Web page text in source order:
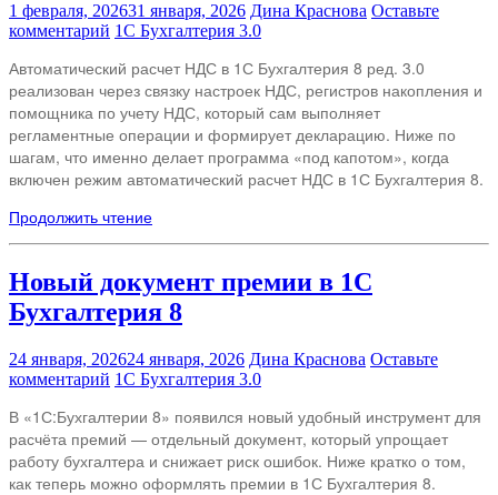
1 февраля, 202631 января, 2026 Дина Краснова Оставьте
комментарий 1С Бухгалтерия 3.0
Автоматический расчет НДС в 1С Бухгалтерия 8 ред. 3.0
реализован через связку настроек НДС, регистров накопления и
помощника по учету НДС, который сам выполняет
регламентные операции и формирует декларацию. Ниже по
шагам, что именно делает программа «под капотом», когда
включен режим автоматический расчет НДС в 1С Бухгалтерия 8.​
Продолжить чтение
Новый документ премии в 1С
Бухгалтерия 8
24 января, 202624 января, 2026 Дина Краснова Оставьте
комментарий 1С Бухгалтерия 3.0
В «1С:Бухгалтерии 8» появился новый удобный инструмент для
расчёта премий — отдельный документ, который упрощает
работу бухгалтера и снижает риск ошибок. Ниже кратко о том,
как теперь можно оформлять премии в 1С Бухгалтерия 8.